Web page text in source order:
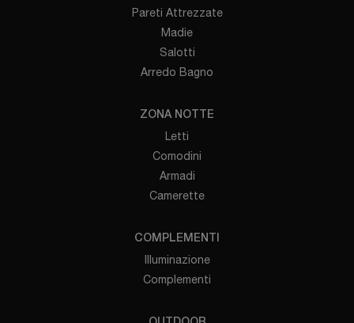
Pareti Attrezzate
Madie
Salotti
Arredo Bagno
ZONA NOTTE
Letti
Comodini
Armadi
Camerette
COMPLEMENTI
Illuminazione
Complementi